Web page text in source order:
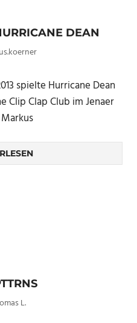
DEAN
spielte Hurricane Dean
Clip Clap Club im Jenaer
L.